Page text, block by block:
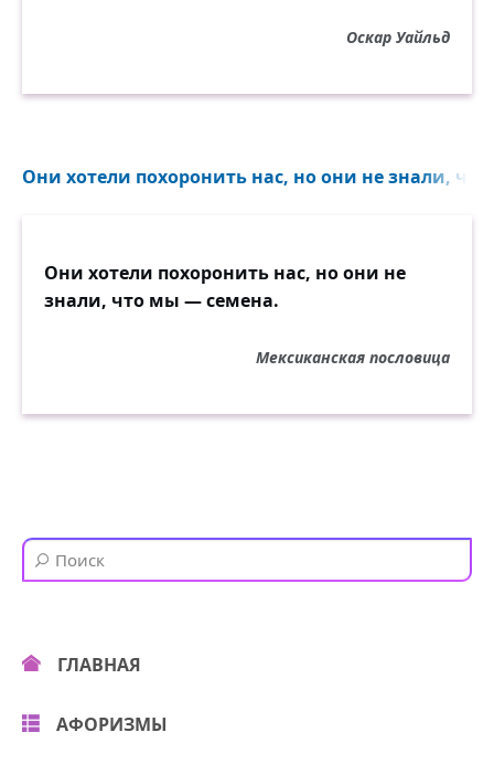
Оскар Уайльд
Они хотели похоронить нас, но они не знали,
Они хотели похоронить нас, но они не
знали, что мы — семена.
Мексиканская пословица
ГЛАВНАЯ
АФОРИЗМЫ